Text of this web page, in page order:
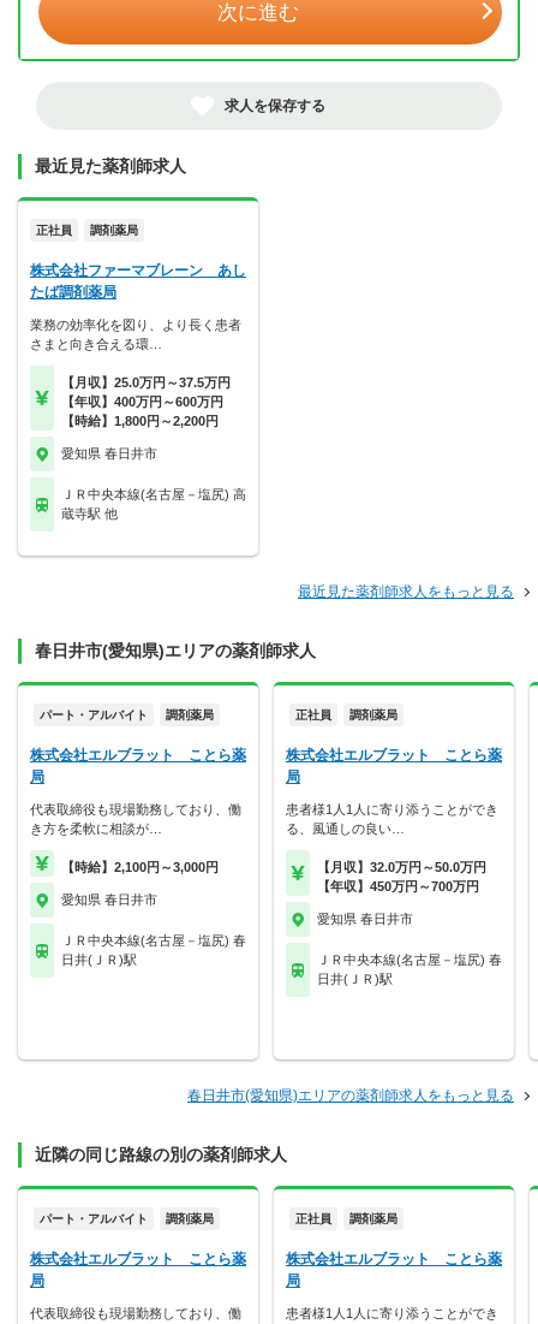
次に進む
求人を保存する
最近見た薬剤師求人
正社員 調剤薬局
株式会社ファーマブレーン あし
たば調剤薬局
業務の効率化を図り、より長く患者
さまと向き合える環…
【月収】25.0万円～37.5万円
【年収】400万円～600万円
【時給】1,800円～2,200円
愛知県 春日井市
ＪＲ中央本線(名古屋－塩尻) 高
蔵寺駅 他
最近見た薬剤師求人をもっと見る
春日井市(愛知県)エリアの薬剤師求人
パート・アルバイト 調剤薬局
株式会社エルブラット ことら薬
局
代表取締役も現場勤務しており、働
き方を柔軟に相談が…
【時給】2,100円～3,000円
愛知県 春日井市
ＪＲ中央本線(名古屋－塩尻) 春
日井(ＪＲ)駅
正社員 調剤薬局
株式会社エルブラット ことら薬
局
患者様1人1人に寄り添うことができ
る、風通しの良い…
【月収】32.0万円～50.0万円
【年収】450万円～700万円
愛知県 春日井市
ＪＲ中央本線(名古屋－塩尻) 春
日井(ＪＲ)駅
春日井市(愛知県)エリアの薬剤師求人をもっと見る
近隣の同じ路線の別の薬剤師求人
パート・アルバイト 調剤薬局
株式会社エルブラット ことら薬
局
代表取締役も現場勤務しており、働
正社員 調剤薬局
株式会社エルブラット ことら薬
局
患者様1人1人に寄り添うことができ